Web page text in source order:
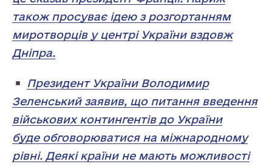
також просуває ідею з розгортанням
миротворців у центрі України вздовж
Дніпра.
Президент України Володимир
Зеленський заявив, що питання введення
військових контингентів до України
буде обговорюватися на міжнародному
рівні. Деякі країни не мають можливості